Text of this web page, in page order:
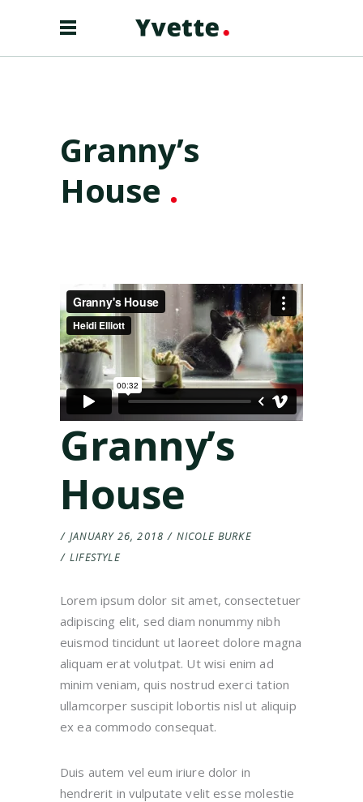
Granny’s
House .
Granny’s
House
JANUARY 26, 2018
NICOLE BURKE
LIFESTYLE
Lorem ipsum dolor sit amet, consectetuer
adipiscing elit, sed diam nonummy nibh
euismod tincidunt ut laoreet dolore magna
aliquam erat volutpat. Ut wisi enim ad
minim veniam, quis nostrud exerci tation
ullamcorper suscipit lobortis nisl ut aliquip
ex ea commodo consequat.
Duis autem vel eum iriure dolor in
hendrerit in vulputate velit esse molestie